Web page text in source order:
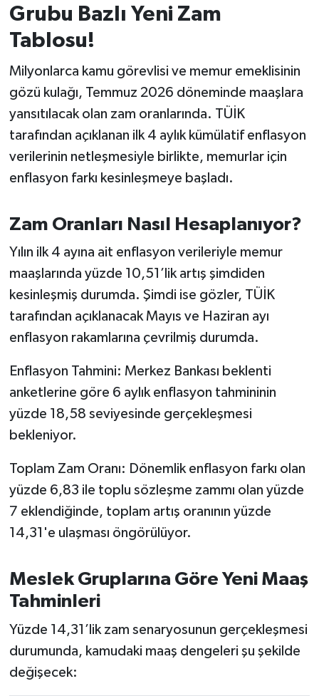
Grubu Bazlı Yeni Zam
Tablosu!
Milyonlarca kamu görevlisi ve memur emeklisinin
gözü kulağı, Temmuz 2026 döneminde maaşlara
yansıtılacak olan zam oranlarında. TÜİK
tarafından açıklanan ilk 4 aylık kümülatif enflasyon
verilerinin netleşmesiyle birlikte, memurlar için
enflasyon farkı kesinleşmeye başladı.
Zam Oranları Nasıl Hesaplanıyor?
Yılın ilk 4 ayına ait enflasyon verileriyle memur
maaşlarında yüzde 10,51’lik artış şimdiden
kesinleşmiş durumda. Şimdi ise gözler, TÜİK
tarafından açıklanacak Mayıs ve Haziran ayı
enflasyon rakamlarına çevrilmiş durumda.
Enflasyon Tahmini: Merkez Bankası beklenti
anketlerine göre 6 aylık enflasyon tahmininin
yüzde 18,58 seviyesinde gerçekleşmesi
bekleniyor.
Toplam Zam Oranı: Dönemlik enflasyon farkı olan
yüzde 6,83 ile toplu sözleşme zammı olan yüzde
7 eklendiğinde, toplam artış oranının yüzde
14,31'e ulaşması öngörülüyor.
Meslek Gruplarına Göre Yeni Maaş
Tahminleri
Yüzde 14,31’lik zam senaryosunun gerçekleşmesi
durumunda, kamudaki maaş dengeleri şu şekilde
değişecek:
Kepsut
KÜLTÜR-SANAT
MAGAZİN
MANŞET
Manyas
OTOMOTİV
Resmi İlanlar
SAĞLIK
SEYAHAT
SİYASET
Sındırgı
SÜRMANŞET
Susurluk
TARİHTE BUGÜN
TEKNOLOJİ